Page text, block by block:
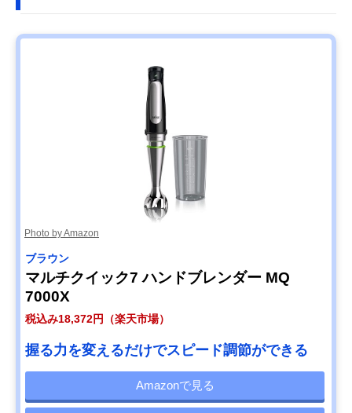
ドレス充電式ハン
Photo by Amazon
ブラウン
マルチクイック7 ハンドブレンダー MQ
7000X
税込み18,372円（楽天市場）
握る力を変えるだけでスピード調節ができる
Amazonで見る